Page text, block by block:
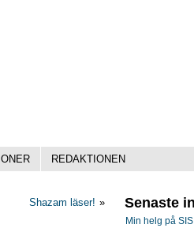
REDAKTIONEN
Shazam läser! » Senaste
Min helg på